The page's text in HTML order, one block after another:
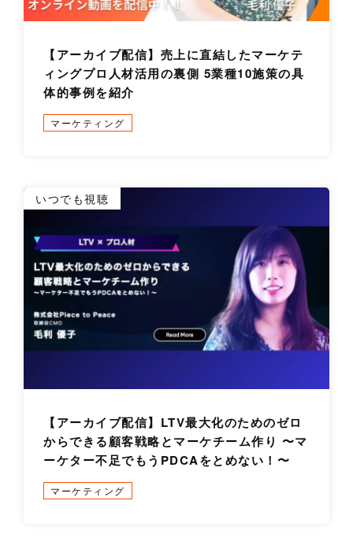
【アーカイブ配信】売上に直結したマーケテ
ィングプロ人材活用の裏側 5業種10施策の具
体的事例を紹介
マーケティング
いつでも視聴
【アーカイブ配信】LTV最大化のためのゼロ
からできる顧客戦略とマーケチーム作り 〜マ
ーケター不足でもうPDCAをとめない！〜
マーケティング